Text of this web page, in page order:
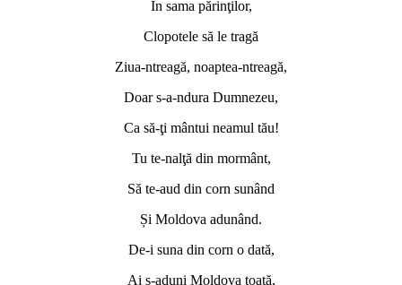
În sama părinţilor,
Clopotele să le tragă
Ziua-ntreagă, noaptea-ntreagă,
Doar s-a-ndura Dumnezeu,
Ca să-ţi mântui neamul tău!
Tu te-nalţă din mormânt,
Să te-aud din corn sunând
Și Moldova adunând.
De-i suna din corn o dată,
Ai s-aduni Moldova toată,